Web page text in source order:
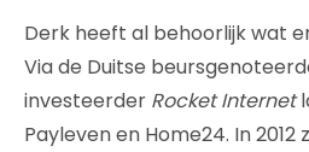
Derk heeft al behoorlijk wat
Via de Duitse
investeerder Rocket Internet
Payleven en Home24. In 2012